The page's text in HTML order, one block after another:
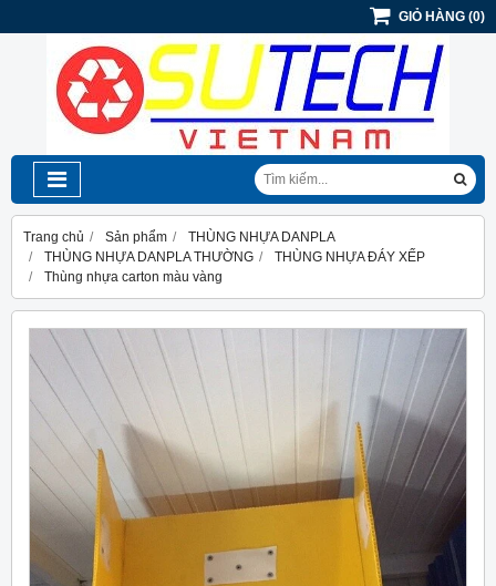
GIỎ HÀNG (0)
Trang chủ Sản phẩm
THÙNG NHỰA DANPLA
THÙNG NHỰA DANPLA THƯỜNG
THÙNG NHỰA ĐÁY XẾP
Thùng nhựa carton màu vàng